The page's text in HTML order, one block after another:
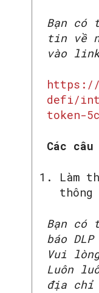
Bạn có
tin về
vào
https://
defi/
token-
Các
Làm
thông
Bạn có
báo
Vui
Luôn
địa chỉ